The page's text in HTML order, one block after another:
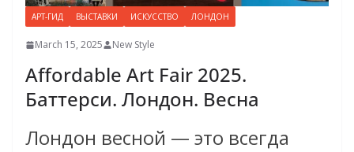
АРТ-ГИД ВЫСТАВКИ ИСКУССТВО ЛОНДОН
March 15, 2025 New Style
Affordable Art Fair 2025.
Баттерси. Лондон. Весна
Лондон весной — это всегда